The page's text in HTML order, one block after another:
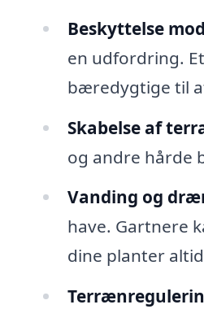
Beskyttelse
en udfordring.
bæredygtige til
Skabelse af
og andre hårde
Vanding og
have. Gartnere
dine planter